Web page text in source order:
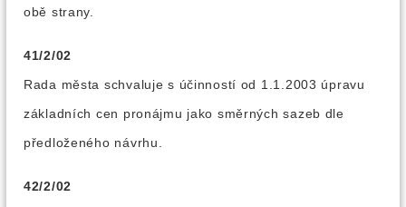
obě strany.
41/2/02
Rada města schvaluje s účinností od 1.1.2003 úpravu
základních cen pronájmu jako směrných sazeb dle
předloženého návrhu.
42/2/02